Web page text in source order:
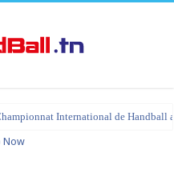
International de Handball